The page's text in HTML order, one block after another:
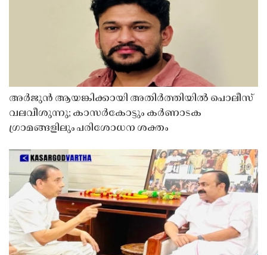
അർജുൻ ആയങ്കിക്കായി അതിർത്തിയിൽ പൊലീസ്
വലവീശുന്നു; കാസർകോട്ടും കർണാടക
ഗ്രാമങ്ങളിലും പരിശോധന ശക്തം